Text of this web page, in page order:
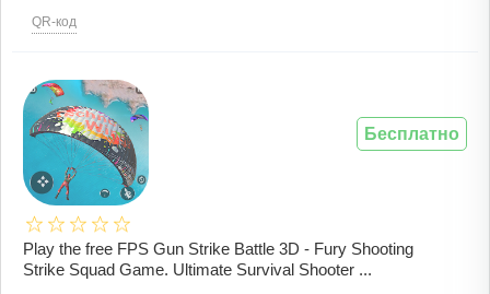
QR-код
Play the free FPS Gun Strike Battle 3D - Fury Shooting
Strike Squad Game. Ultimate Survival Shooter ...
Бесплатно